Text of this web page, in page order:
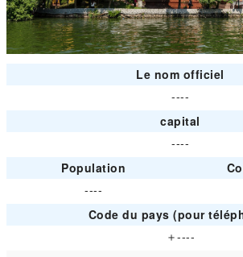
Le nom officiel
----
capital
----
Population
----
Code du pays (pour
＋----